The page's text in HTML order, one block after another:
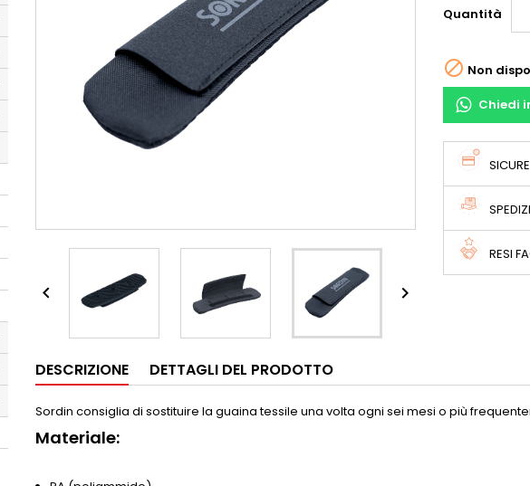
 
Quantità
 Non
Chiedi
RESI
DESCRIZIONE DETTAGLI DEL PRODOTTO
Sordin consiglia di sostituire la guaina tessile una volta ogni sei mesi o più
Materiale: